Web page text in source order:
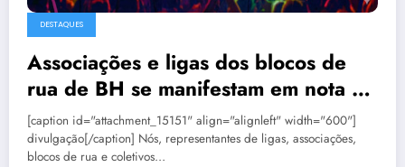
DESTAQUES
Associações e ligas dos blocos de
rua de BH se manifestam em nota de
repúdio
[caption id="attachment_15151" align="alignleft" width="600"]
divulgação[/caption] Nós, representantes de ligas, associações,
blocos de rua e coletivos…